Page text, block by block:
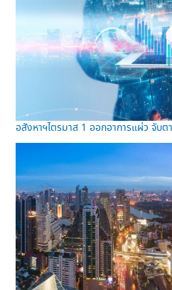
อสังหาฯไตรมาส 1 ออกอาการแผ่ว จับ